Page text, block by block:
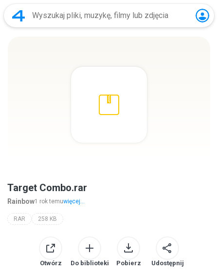
Target Combo.rar
Rainbow1 rok temuwięcej...
RAR 258 KB
Otwórz Do biblioteki Pobierz Udostępnij